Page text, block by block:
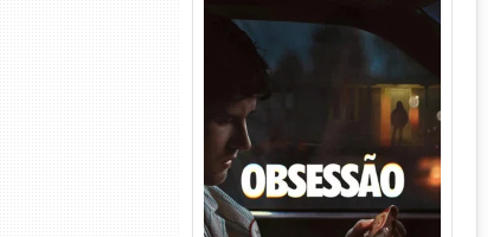
Obsessão Torrent (2026)
WEB-DL 1080p/4K Dual
Áudio